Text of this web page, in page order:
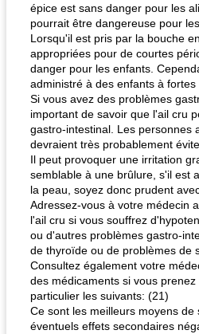
épice est sans danger pour les
pourrait être dangereuse pour
Lorsqu'il est pris par la bouche
appropriées pour de courtes
danger pour les enfants.
administré à des enfants à fortes
Si vous avez des problèmes
important de savoir que l'ail cru
gastro-intestinal. Les personnes
devraient très probablement
Il peut provoquer une irritation
semblable à une brûlure, s'il est
la peau, soyez donc prudent
Adressez-vous à votre médecin
l'ail cru si vous souffrez
ou d'autres problèmes gastro-
de thyroïde ou de problèmes de
Consultez également votre
des médicaments si vous
particulier les suivants: (21)
Ce sont les meilleurs moyens
éventuels effets secondaires